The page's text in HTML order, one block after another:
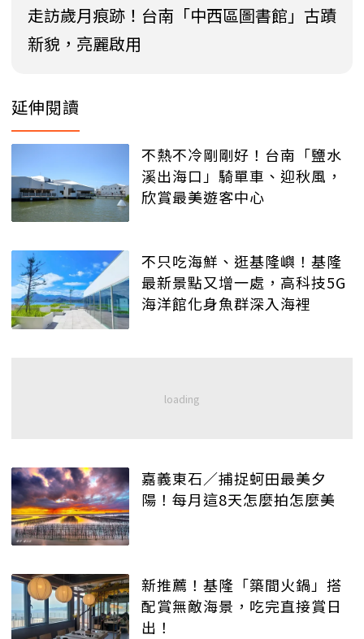
走訪歲月痕跡！台南「中西區圖書館」古蹟
新貌，亮麗啟用
延伸閱讀
不熱不冷剛剛好！台南「鹽水
溪出海口」騎單車、迎秋風，
欣賞最美遊客中心
不只吃海鮮、逛基隆嶼！基隆
最新景點又增一處，高科技5G
海洋館化身魚群深入海裡
嘉義東石／捕捉蚵田最美夕
陽！每月這8天怎麼拍怎麼美
新推薦！基隆「築間火鍋」搭
配賞無敵海景，吃完直接賞日
出！